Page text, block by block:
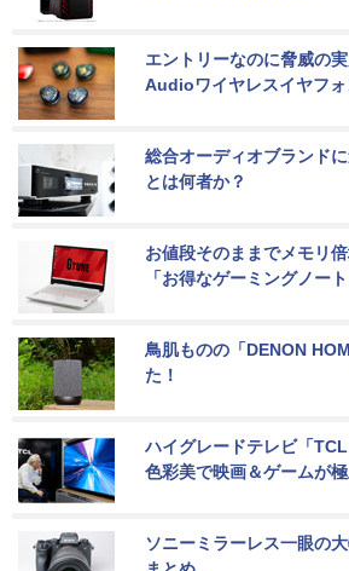
エントリーなのに脅威の
Audioワイヤレスイヤフォ
総合オーディオブランド
とは何者か？
お値段そのままでメモリ
「お得なゲーミングノート
鳥肌ものの「DENON
た！
ハイグレードテレビ「
色彩美で映画＆ゲームが
ソニーミラーレス一眼の